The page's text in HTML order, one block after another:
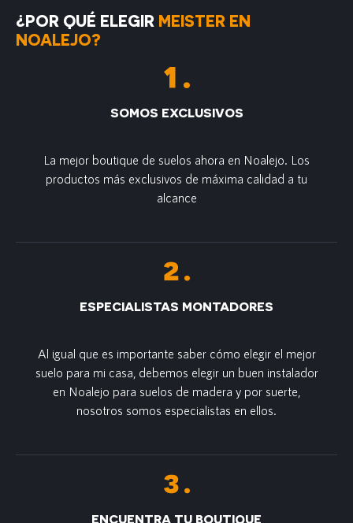
¿POR QUÉ ELEGIR MEISTER EN
NOALEJO?
SOMOS EXCLUSIVOS
La mejor boutique de suelos ahora en Noalejo. Los
productos más exclusivos de máxima calidad a tu
alcance
ESPECIALISTAS MONTADORES
Al igual que es importante saber cómo elegir el mejor
suelo para mi casa, debemos elegir un buen instalador
en Noalejo para suelos de madera y por suerte,
nosotros somos especialistas en ellos.
ENCUENTRA TU BOUTIQUE